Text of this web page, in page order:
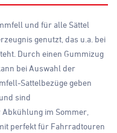
und für alle Sättel
genutzt, das u.a. bei
Durch einen Gummizug
bei Auswahl der
Sattelbezüge geben
sind
im Sommer,
perfekt für Fahrradtouren